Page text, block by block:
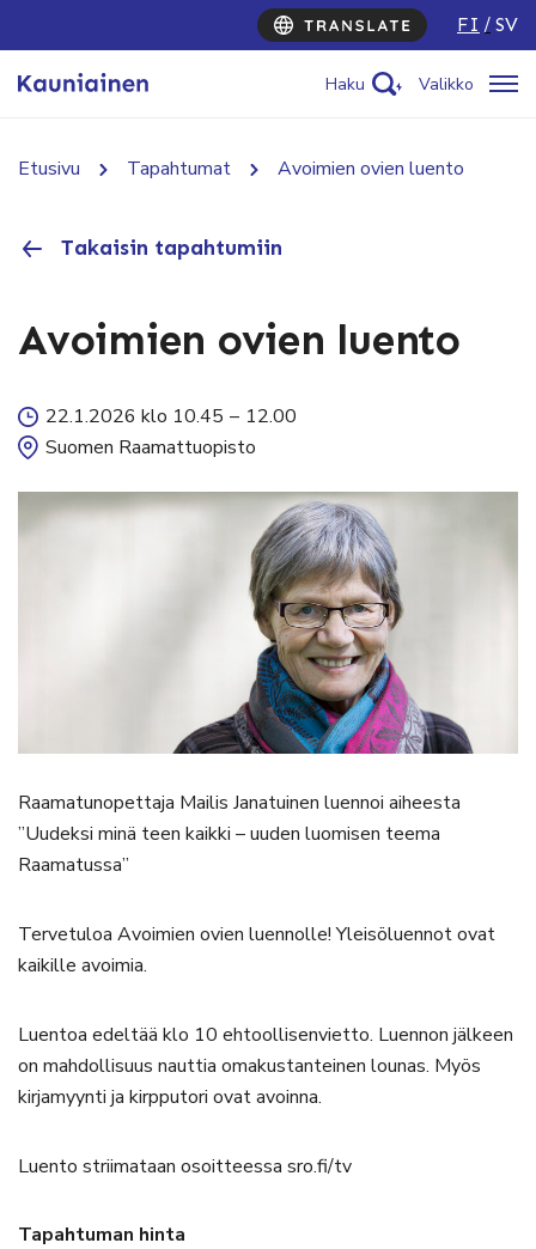
FI SV
Haku Valikko
Etusivu Tapahtumat Avoimien ovien luento
Takaisin tapahtumiin
Avoimien ovien luento
22.1.2026 klo 10.45 – 12.00
Suomen Raamattuopisto
Raamatunopettaja Mailis Janatuinen luennoi aiheesta
”Uudeksi minä teen kaikki – uuden luomisen teema
Raamatussa”
Tervetuloa Avoimien ovien luennolle! Yleisöluennot ovat
kaikille avoimia.
Luentoa edeltää klo 10 ehtoollisenvietto. Luennon jälkeen
on mahdollisuus nauttia omakustanteinen lounas. Myös
kirjamyynti ja kirpputori ovat avoinna.
Luento striimataan osoitteessa sro.fi/tv
Tapahtuman hinta